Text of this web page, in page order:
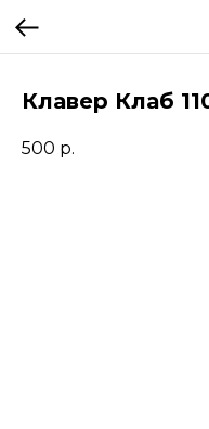
Клавер Клаб
500 р.